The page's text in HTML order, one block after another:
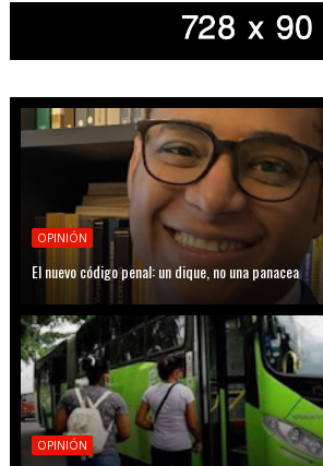
OPINIÓN
El nuevo código penal: un dique, no una panacea
OPINIÓN